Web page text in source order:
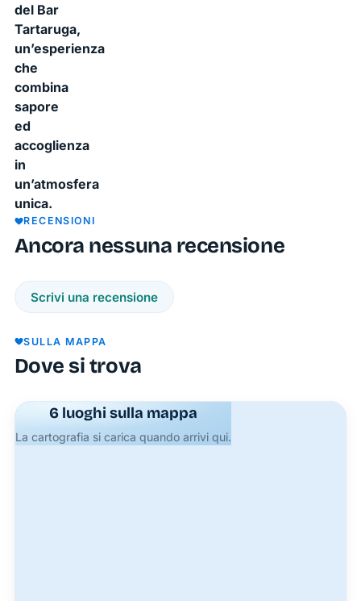
del Bar
Tartaruga,
un’esperienza
che
combina
sapore
ed
accoglienza
in
un’atmosfera
unica.
RECENSIONI
Ancora nessuna recensione
Scrivi una recensione
SULLA MAPPA
Dove si trova
6 luoghi sulla mappa
La cartografia si carica quando arrivi qui.